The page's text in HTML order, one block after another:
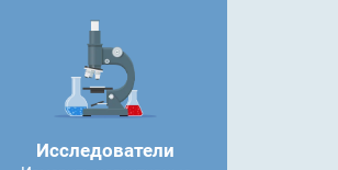
Исследователи